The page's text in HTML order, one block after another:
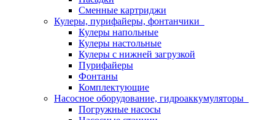
Сменные картриджи
Кулеры, пурифайеры, фонтанчики
Кулеры напольные
Кулеры настольные
Кулеры с нижней загрузкой
Пурифайеры
Фонтаны
Комплектующие
Насосное оборудование, гидроаккумуляторы
Погружные насосы